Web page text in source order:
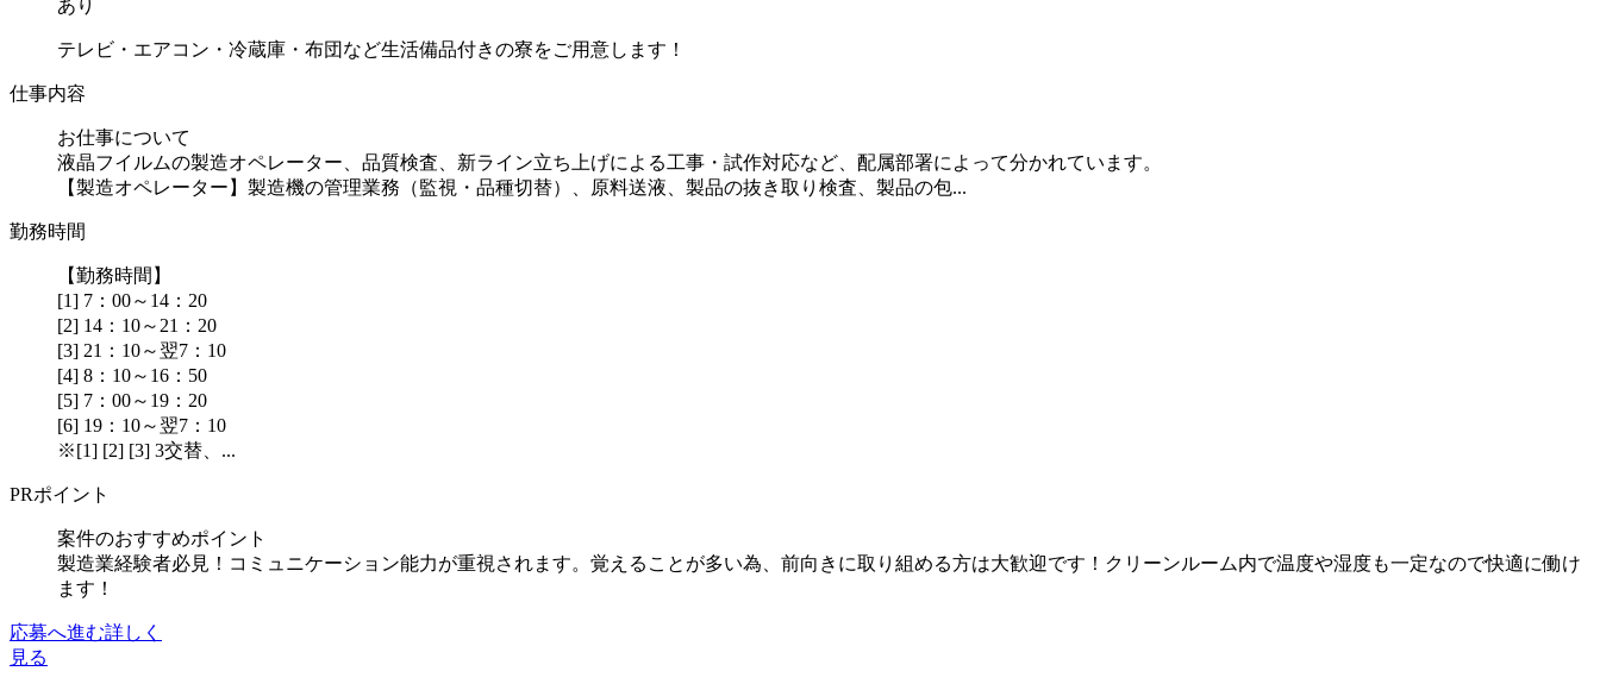
あり
テレビ・エアコン・冷蔵庫・布団など生活備品付きの寮をご用意します！
仕事内容
お仕事について
液晶フイルムの製造オペレーター、品質検査、新ライン立ち上げによる工事・試作対応など、配属部署によって分かれています。
【製造オペレーター】製造機の管理業務（監視・品種切替）、原料送液、製品の抜き取り検査、製品の包...
勤務時間
【勤務時間】
[1] 7：00～14：20
[2] 14：10～21：20
[3] 21：10～翌7：10
[4] 8：10～16：50
[5] 7：00～19：20
[6] 19：10～翌7：10
※[1] [2] [3] 3交替、...
PRポイント
案件のおすすめポイント
製造業経験者必見！コミュニケーション能力が重視されます。覚えることが多い為、前向きに取り組める方は大歓迎です！クリーンルーム内で温度や湿度も一定なので快適に働け
ます！
応募へ進む詳しく
見る